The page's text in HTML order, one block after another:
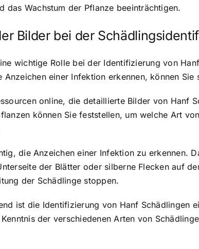
das Wachstum der Pflanze beeinträchtigen.
Bilder bei der
wichtige Rolle bei der Identifizierung von
Anzeichen einer Infektion erkennen, können
online, die detaillierte Bilder von Hanf
können Sie feststellen, um welche Art
die Anzeichen einer Infektion zu erkennen.
der Blätter oder silberne Flecken auf
der Schädlinge stoppen.
ist die Identifizierung von Hanf
der verschiedenen Arten von